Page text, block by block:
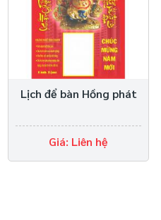
Lịch để bàn Hồng phát
Giá: Liên hệ